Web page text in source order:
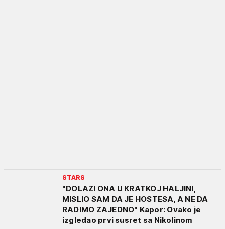
STARS
"DOLAZI ONA U KRATKOJ HALJINI,
MISLIO SAM DA JE HOSTESA, A NE DA
RADIMO ZAJEDNO" Kapor: Ovako je
izgledao prvi susret sa Nikolinom